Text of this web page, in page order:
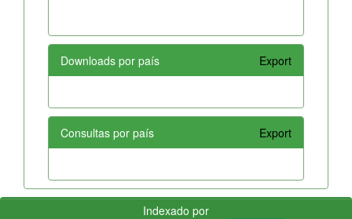
Downloads por país Export
Consultas por país Export
Indexado por